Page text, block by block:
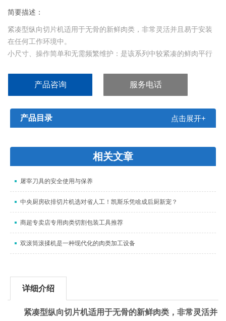
简要描述：
紧凑型纵向切片机适用于无骨的新鲜肉类，非常灵活并且易于安装
在任何工作环境中。
小尺寸、操作简单和无需频繁维护：是该系列中较紧凑的鲜肉平行
采用Grasselli多刀具系统，保证切片的大精度和高质量。
低维护的成本和超高的耐用性。
设计紧凑，易于安装在各种类型的工作环境中。
产品咨询 服务电话
产品目录 点击展开+
相关文章
屠宰刀具的安全使用与保养
中央厨房砍排切片机选对省人工！凯斯乐凭啥成后厨新宠？
商超专卖店专用肉类切割包装工具推荐
双滚筒滚揉机是一种现代化的肉类加工设备
详细介绍
紧凑型纵向切片机适用于无骨的新鲜肉类，非常灵活并